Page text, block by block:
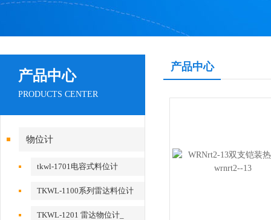
产品中心
PRODUCTS CENTER
物位计
tkwl-1701电容式料位计
TKWL-1100系列雷达料位计
TKWL-1201 雷达物位计_
产品中心